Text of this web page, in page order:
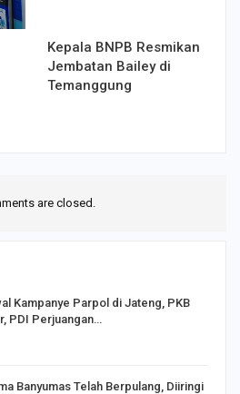
Kepala BNPB Resmikan
Jembatan Bailey di
Temanggung
are closed.
Kampanye Parpol di Jateng, PKB
PDI Perjuangan…
Banyumas Telah Berpulang, Diiringi